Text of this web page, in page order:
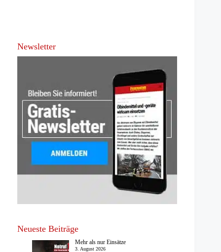
Newsletter
Neueste Beiträge
Mehr als nur Einsätze
3. August 2026